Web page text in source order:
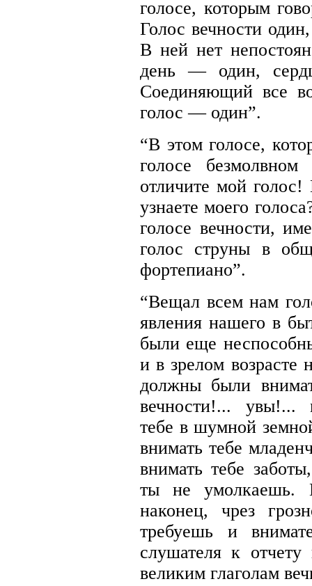
голосе, которым
Голос вечности
В ней нет
день — один,
Соединяющий все
голос — один”.
“В этом голосе,
голосе
отличите мой
узнаете моего
голосе вечности,
голос струны в
фортепиано”.
“Вещал всем нам
явления нашего в
были еще
и в зрелом
должны были
вечности!... увы!...
тебе в шумной
внимать тебе
внимать тебе
ты не умолкаешь.
наконец, чрез
требуешь и
слушателя к
великим глаголам